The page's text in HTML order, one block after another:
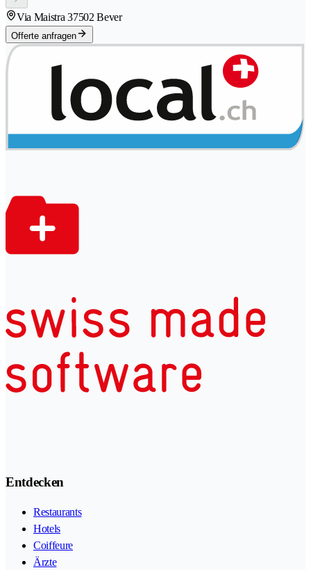
Via Maistra 37502 Bever
Offerte anfragen
Entdecken
Restaurants
Hotels
Coiffeure
Ärzte